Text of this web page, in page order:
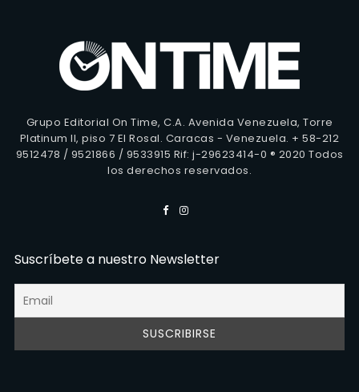
Grupo Editorial On Time, C.A. Avenida Venezuela, Torre
Platinum II, piso 7 El Rosal. Caracas - Venezuela. + 58-212
9512478 / 9521866 / 9533915 Rif: j-29623414-0 ® 2020 Todos
los derechos reservados.
Suscríbete a nuestro Newsletter